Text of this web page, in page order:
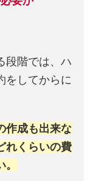
段階では、ハ
をしてからに
作成も出来な
れくらいの費